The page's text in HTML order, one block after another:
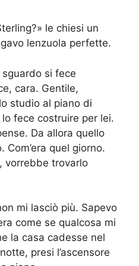
le chiesi un
lenzuola perfette.
si fece
cara. Gentile,
studio al piano di
fece costruire per lei.
Da allora quello
quel giorno.
vorrebbe trovarlo
mi lasciò più. Sapevo
come se qualcosa mi
la casa cadesse nel
presi l’ascensore